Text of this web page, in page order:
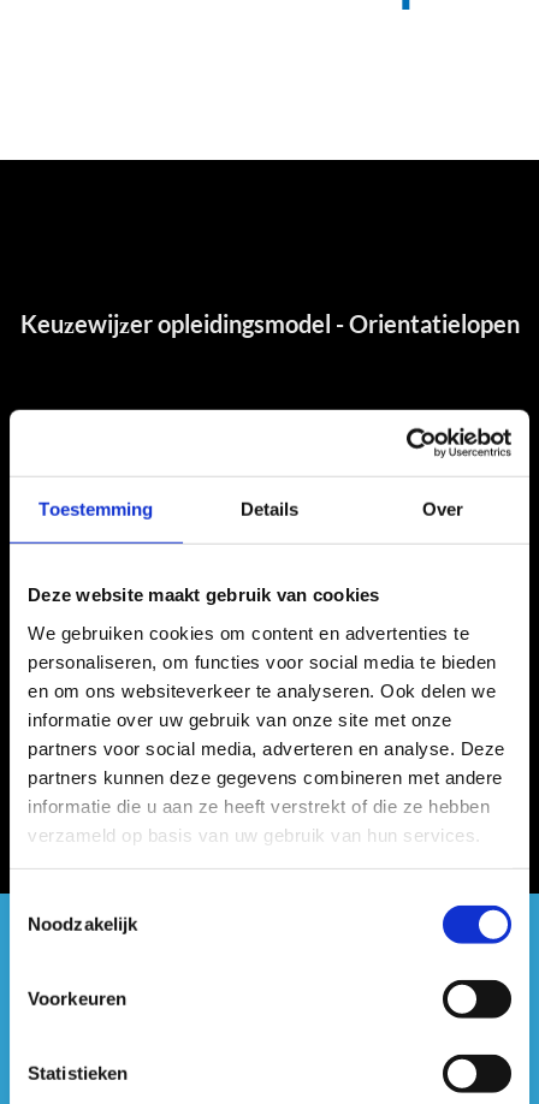
Toestemming Details Over
Deze website maakt gebruik van cookies
We gebruiken cookies om content en advertenties te
personaliseren, om functies voor social media te bieden
en om ons websiteverkeer te analyseren. Ook delen we
informatie over uw gebruik van onze site met onze
partners voor social media, adverteren en analyse. Deze
partners kunnen deze gegevens combineren met andere
informatie die u aan ze heeft verstrekt of die ze hebben
verzameld op basis van uw gebruik van hun services.
Toestemmingsselectie
Noodzakelijk
Voorkeuren
Statistieken